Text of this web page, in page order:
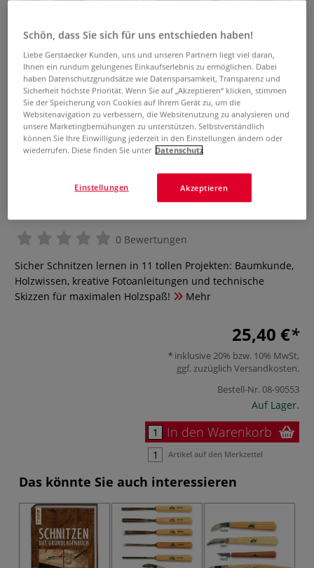
Das Schnitzbuch für Kinder – Mit
0 Bewertungen
Sicher Schnitzen lernen in 11 tollen Projekten: Baumkunde,
Holzwissen, kreative Fotoanleitungen und technische
Skizzen für maximalen Holzspaß!
Mehr
25,40 €
inklusive 20% bzw. 10% MwSt,
ggf. zuzüglich Versandkosten.
Bestell-Nr.08-90553
Auf Lager.
In den Warenkorb
Artikel auf den Merkzettel
Das könnte Sie auch interessieren
Schön, dass Sie sich für uns entschieden haben!
Liebe Gerstaecker Kunden, uns und unseren Partnern liegt viel daran,
Ihnen ein rundum gelungenes Einkaufserlebnis zu ermöglichen. Dabei
haben Datenschutzgrundsätze wie Datensparsamkeit, Transparenz und
Sicherheit höchste Priorität. Wenn Sie auf „Akzeptieren“ klicken, stimmen
Sie der Speicherung von Cookies auf Ihrem Gerät zu, um die
Websitenavigation zu verbessern, die Websitenutzung zu analysieren und
unsere Marketingbemühungen zu unterstützen. Selbstverständlich
können Sie Ihre Einwilligung jederzeit in den Einstellungen ändern oder
wiederrufen. Diese finden Sie unter Datenschutz
Akzeptieren
Einstellungen